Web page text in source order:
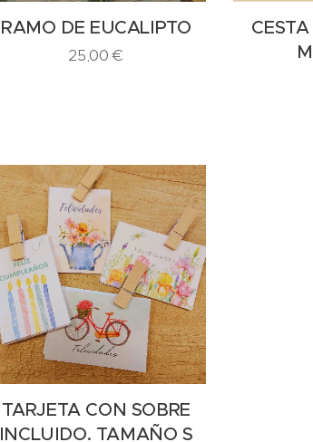
RAMO DE EUCALIPTO
25,00€
TARJETA CON SOBRE
INCLUIDO. TAMAÑO S